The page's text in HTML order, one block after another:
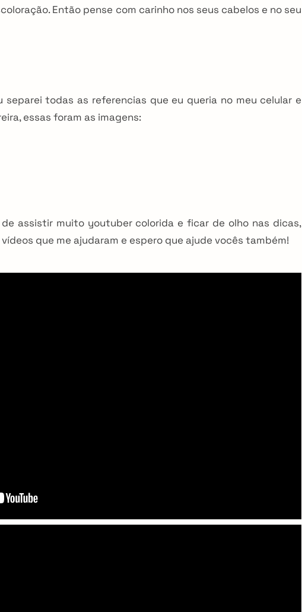
Então pense com carinho nos seus cabelos e no seu
separei todas as referencias que eu queria no meu celular e
essas foram as imagens:
assistir muito youtuber colorida e ficar de olho nas dicas,
que me ajudaram e espero que ajude vocês também!